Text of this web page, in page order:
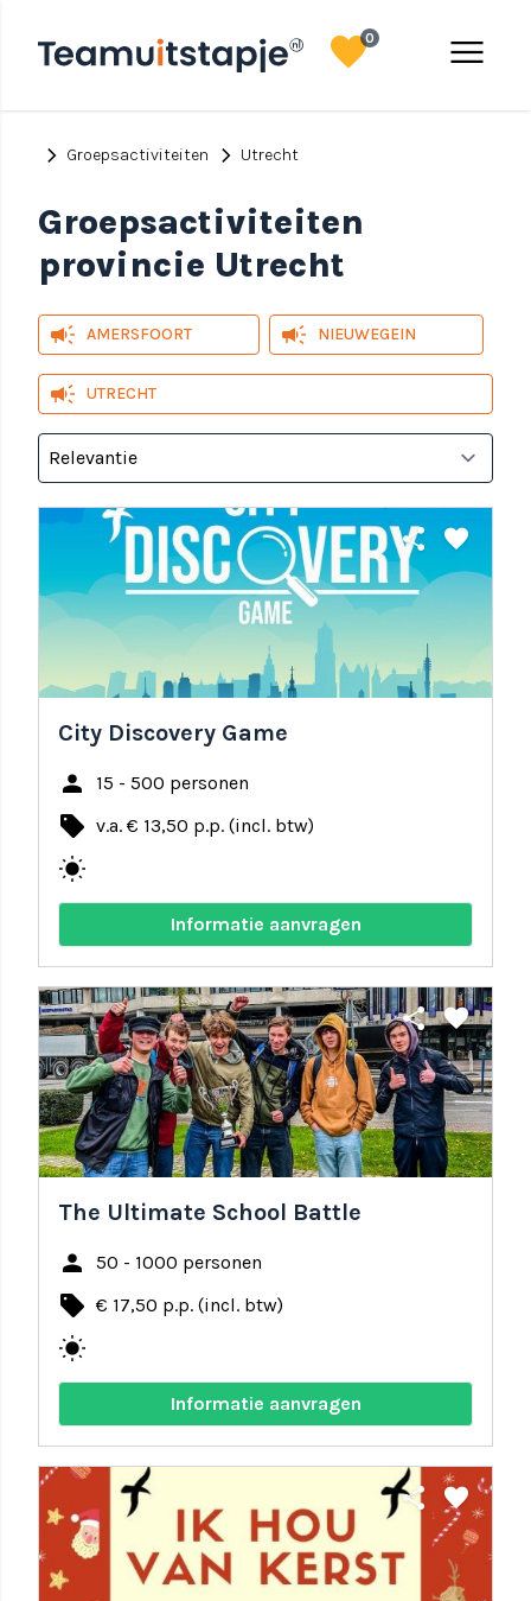
menu
favorite0
chevron_right Groepsactiviteiten chevron_right Utrecht
Groepsactiviteiten
provincie Utrecht
campaign AMERSFOORT campaign NIEUWEGEIN
campaign UTRECHT
share favorite
City Discovery Game
person 15 - 500 personen
local_offer v.a. € 13,50 p.p. (incl. btw)
wb_sunny
Informatie aanvragen
share favorite
The Ultimate School Battle
person 50 - 1000 personen
local_offer € 17,50 p.p. (incl. btw)
wb_sunny
Informatie aanvragen
share favorite